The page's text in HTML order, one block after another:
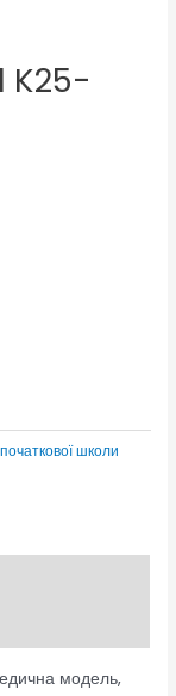
K25-
школи
модель,